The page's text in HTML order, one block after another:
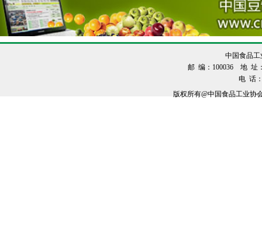
中国食品
邮 编：100036 地 址：
电 话
版权所有@中国食品工业协